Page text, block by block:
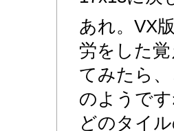
あれ。VX
労をした
てみたら
のようで
どのタイ